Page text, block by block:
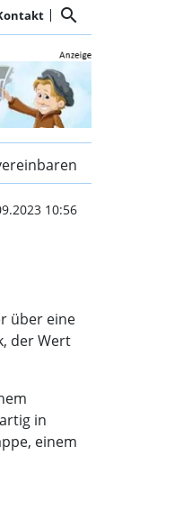
search
10:56
über eine
der Wert
in
einem